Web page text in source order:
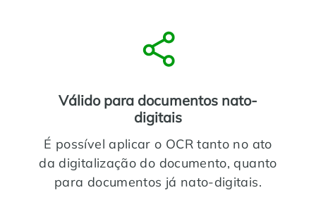
Válido para documentos nato-
digitais
É possível aplicar o OCR tanto no ato
da digitalização do documento, quanto
para documentos já nato-digitais.